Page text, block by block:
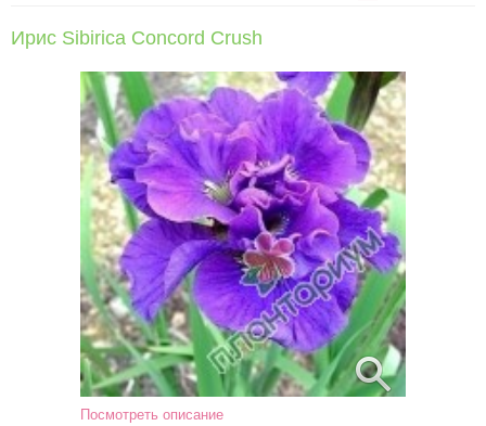
Ирис Sibirica Concord Crush
Посмотреть описание